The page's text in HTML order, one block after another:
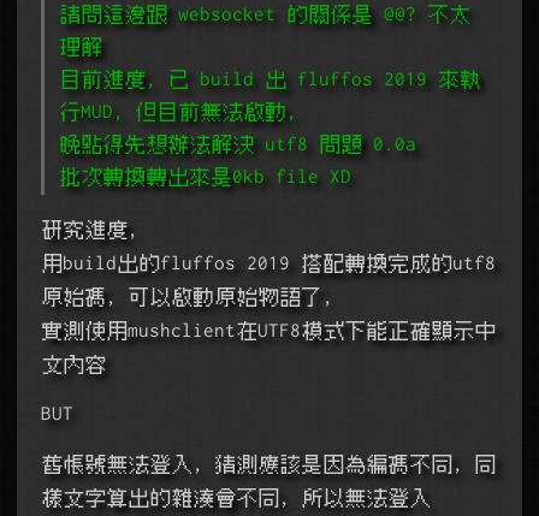
請問這邊跟 websocket 的關係是 @@? 不太
理解
目前進度, 已 build 出 fluffos 2019 來執
行MUD, 但目前無法啟動,
晚點得先想辦法解決 utf8 問題 0.0a
批次轉換轉出來是0kb file XD
研究進度,
用build出的fluffos 2019 搭配轉換完成的utf8
原始碼, 可以啟動原始物語了,
實測使用mushclient在UTF8模式下能正確顯示中
文內容
BUT
舊帳號無法登入, 猜測應該是因為編碼不同, 同
樣文字算出的雜湊會不同, 所以無法登入